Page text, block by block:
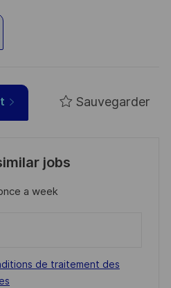
Sauvegarder
jobs
a week
de traitement des